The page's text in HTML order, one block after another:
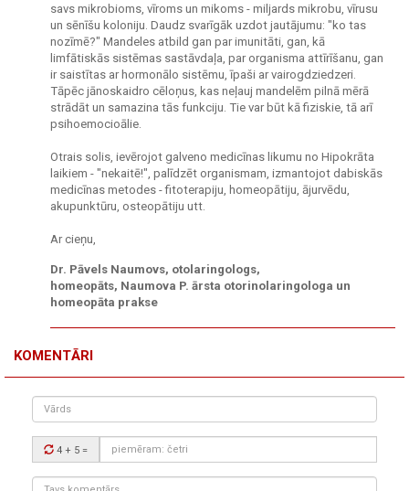
savs mikrobioms, vīroms un mikoms - miljards mikrobu, vīrusu
un sēnīšu koloniju. Daudz svarīgāk uzdot jautājumu: "ko tas
nozīmē?" Mandeles atbild gan par imunitāti, gan, kā
limfātiskās sistēmas sastāvdaļa, par organisma attīrīšanu, gan
ir saistītas ar hormonālo sistēmu, īpaši ar vairogdziedzeri.
Tāpēc jānoskaidro cēloņus, kas neļauj mandelēm pilnā mērā
strādāt un samazina tās funkciju. Tie var būt kā fiziskie, tā arī
psihoemocioālie.
Otrais solis, ievērojot galveno medicīnas likumu no Hipokrāta
laikiem - "nekaitē!", palīdzēt organismam, izmantojot dabiskās
medicīnas metodes - fitoterapiju, homeopātiju, ājurvēdu,
akupunktūru, osteopātiju utt.
Ar cieņu,
Dr. Pāvels Naumovs, otolaringologs,
homeopāts, Naumova P. ārsta otorinolaringologa un
homeopāta prakse
KOMENTĀRI
Vārds
Drošības
kods:
4 + 5 =
Tavs